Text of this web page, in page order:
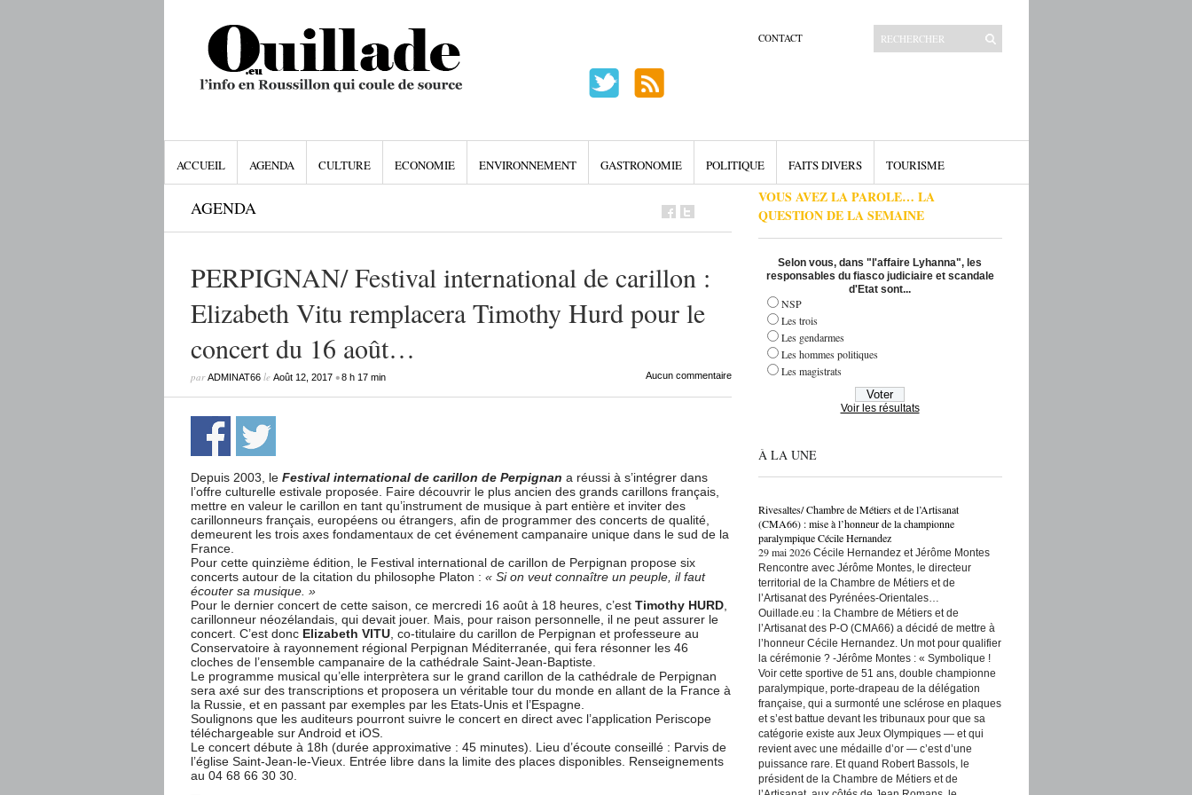
CONTACT
ACCUEIL AGENDA CULTURE ECONOMIE ENVIRONNEMENT GASTRONOMIE POLITIQUE FAITS DIVERS TOURISME
AGENDA
PERPIGNAN/ Festival international de carillon :
Elizabeth Vitu remplacera Timothy Hurd pour le
concert du 16 août…
parADMINAT66le Août 12, 2017•8 h 17 min Aucun commentaire
Depuis 2003, le Festival international de carillon de Perpignan a réussi à s’intégrer dans
l’offre culturelle estivale proposée. Faire découvrir le plus ancien des grands carillons français,
mettre en valeur le carillon en tant qu’instrument de musique à part entière et inviter des
carillonneurs français, européens ou étrangers, afin de programmer des concerts de qualité,
demeurent les trois axes fondamentaux de cet événement campanaire unique dans le sud de la
France.
Pour cette quinzième édition, le Festival international de carillon de Perpignan propose six
concerts autour de la citation du philosophe Platon : « Si on veut connaître un peuple, il faut
écouter sa musique. »
Pour le dernier concert de cette saison, ce mercredi 16 août à 18 heures, c’est Timothy HURD,
carillonneur néozélandais, qui devait jouer. Mais, pour raison personnelle, il ne peut assurer le
concert. C’est donc Elizabeth VITU, co-titulaire du carillon de Perpignan et professeure au
Conservatoire à rayonnement régional Perpignan Méditerranée, qui fera résonner les 46
cloches de l’ensemble campanaire de la cathédrale Saint-Jean-Baptiste.
Le programme musical qu’elle interprètera sur le grand carillon de la cathédrale de Perpignan
sera axé sur des transcriptions et proposera un véritable tour du monde en allant de la France à
la Russie, et en passant par exemples par les Etats-Unis et l’Espagne.
Soulignons que les auditeurs pourront suivre le concert en direct avec l’application Periscope
téléchargeable sur Android et iOS.
Le concert débute à 18h (durée approximative : 45 minutes). Lieu d’écoute conseillé : Parvis de
l’église Saint-Jean-le-Vieux. Entrée libre dans la limite des places disponibles. Renseignements
au 04 68 66 30 30.
VOUS AVEZ LA PAROLE… LA
QUESTION DE LA SEMAINE
Selon vous, dans "l'affaire Lyhanna", les
responsables du fiasco judiciaire et scandale
d'Etat sont...
NSP
Les trois
Les gendarmes
Les hommes politiques
Les magistrats
Voir les résultats
À LA UNE
Rivesaltes/ Chambre de Métiers et de l’Artisanat
(CMA66) : mise à l’honneur de la championne
paralympique Cécile Hernandez
29 mai 2026 Cécile Hernandez et Jérôme Montes
Rencontre avec Jérôme Montes, le directeur
territorial de la Chambre de Métiers et de
l’Artisanat des Pyrénées-Orientales…
Ouillade.eu : la Chambre de Métiers et de
l’Artisanat des P-O (CMA66) a décidé de mettre à
l’honneur Cécile Hernandez. Un mot pour qualifier
la cérémonie ? -Jérôme Montes : « Symbolique !
Voir cette sportive de 51 ans, double championne
paralympique, porte-drapeau de la délégation
française, qui a surmonté une sclérose en plaques
et s’est battue devant les tribunaux pour que sa
catégorie existe aux Jeux Olympiques — et qui
revient avec une médaille d’or — c’est d’une
puissance rare. Et quand Robert Bassols, le
président de la Chambre de Métiers et de